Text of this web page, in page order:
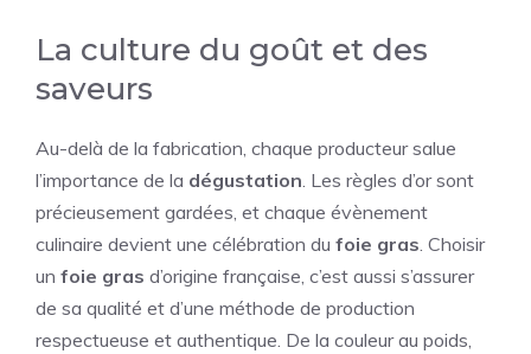
La culture du goût et des
saveurs
Au-delà de la fabrication, chaque producteur salue
l’importance de la dégustation. Les règles d’or sont
précieusement gardées, et chaque évènement
culinaire devient une célébration du foie gras. Choisir
un foie gras d’origine française, c’est aussi s’assurer
de sa qualité et d’une méthode de production
respectueuse et authentique. De la couleur au poids,